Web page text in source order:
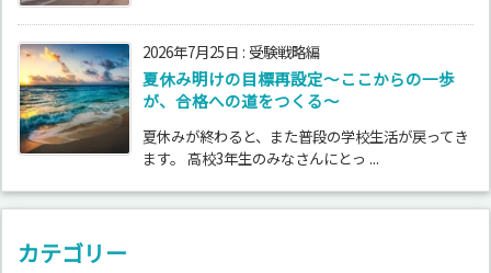
2026年7月25日 : 受験戦略編
夏休み明けの目標再設定〜ここからの一歩
が、合格への道をつくる〜
夏休みが終わると、また普段の学校生活が戻ってき
ます。 高校3年生のみなさんにとっ ...
カテゴリー